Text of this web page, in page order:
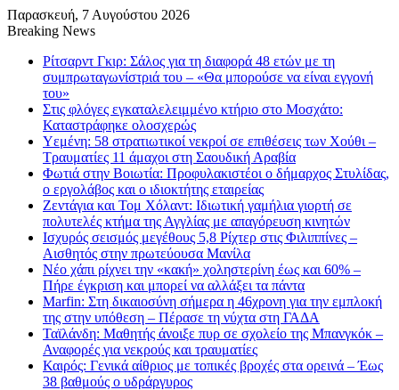
Παρασκευή, 7 Αυγούστου 2026
Breaking News
Ρίτσαρντ Γκιρ: Σάλος για τη διαφορά 48 ετών με τη
συμπρωταγωνίστριά του – «Θα μπορούσε να είναι εγγονή
του»
Στις φλόγες εγκαταλελειμμένο κτήριο στο Μοσχάτο:
Καταστράφηκε ολοσχερώς
Υεμένη: 58 στρατιωτικοί νεκροί σε επιθέσεις των Χούθι –
Τραυματίες 11 άμαχοι στη Σαουδική Αραβία
Φωτιά στην Βοιωτία: Προφυλακιστέοι ο δήμαρχος Στυλίδας,
ο εργολάβος και ο ιδιοκτήτης εταιρείας
Ζεντάγια και Τομ Χόλαντ: Ιδιωτική γαμήλια γιορτή σε
πολυτελές κτήμα της Αγγλίας με απαγόρευση κινητών
Ισχυρός σεισμός μεγέθους 5,8 Ρίχτερ στις Φιλιππίνες –
Αισθητός στην πρωτεύουσα Μανίλα
Νέο χάπι ρίχνει την «κακή» χοληστερίνη έως και 60% –
Πήρε έγκριση και μπορεί να αλλάξει τα πάντα
Marfin: Στη δικαιοσύνη σήμερα η 46χρονη για την εμπλοκή
της στην υπόθεση – Πέρασε τη νύχτα στη ΓΑΔΑ
Ταϊλάνδη: Μαθητής άνοιξε πυρ σε σχολείο της Μπανγκόκ –
Αναφορές για νεκρούς και τραυματίες
Καιρός: Γενικά αίθριος με τοπικές βροχές στα ορεινά – Έως
38 βαθμούς ο υδράργυρος